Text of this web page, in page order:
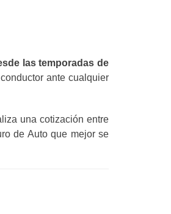
las temporadas de
ante cualquier
una cotización entre
de Auto que mejor se